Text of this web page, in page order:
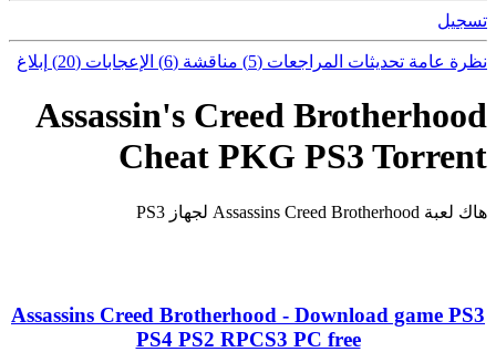
تسجيل
نظرة عامة تحديثات المراجعات (5) مناقشة (6) الإعجابات (20) إبلاغ
Assassin's Creed Brotherhood
Cheat PKG PS3 Torrent
هاك لعبة Assassins Creed Brotherhood لجهاز PS3
Assassins Creed Brotherhood - Download game PS3
PS4 PS2 RPCS3 PC free